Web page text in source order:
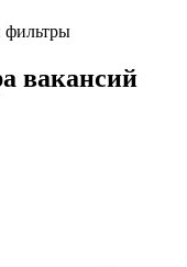
фильтры
вакансий